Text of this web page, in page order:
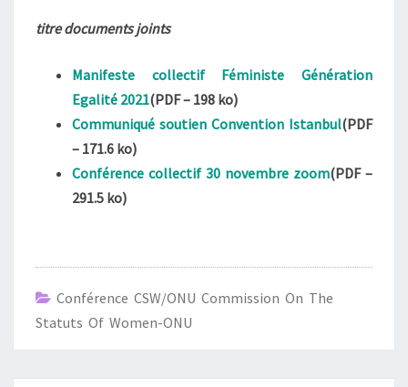
titre documents joints
Manifeste collectif Féministe Génération
Egalité 2021(PDF – 198 ko)
Communiqué soutien Convention Istanbul(PDF
– 171.6 ko)
Conférence collectif 30 novembre zoom(PDF –
291.5 ko)
Conférence CSW/ONU Commission On The
Statuts Of Women-ONU